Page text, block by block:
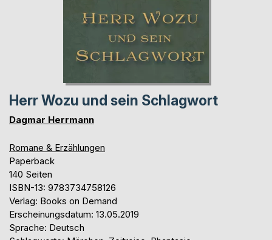
Herr Wozu und sein Schlagwort
Dagmar Herrmann
Romane & Erzählungen
Paperback
140 Seiten
ISBN-13: 9783734758126
Verlag: Books on Demand
Erscheinungsdatum: 13.05.2019
Sprache: Deutsch